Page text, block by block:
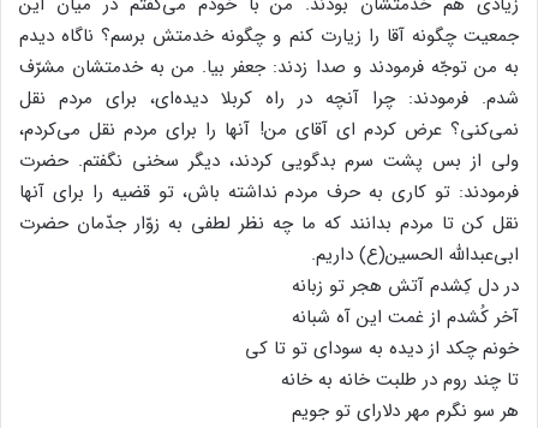
جمعیت چگونه آقا را زیارت کنم و چگونه خدمتش برسم؟ ناگاه دیدم
به من توجّه فرمودند و صدا زدند: جعفر بیا. من به خدمتشان مشرّف
شدم. فرمودند: چرا آنچه در راه کربلا دیده‌ای، برای مردم نقل
نمی‌کنی؟ عرض کردم ای آقای من! آنها را برای مردم نقل می‌کردم،
ولی از بس پشت سرم بدگویی کردند، دیگر سخنی نگفتم. حضرت
فرمودند: تو کاری به حرف مردم نداشته باش، تو قضیه را برای آنها
نقل کن تا مردم بدانند که ما چه نظر لطفی به زوّار جدّمان حضرت
ابی‌عبدالله الحسین(ع) داریم.
در دل کِشدم آتش هجر تو زبانه
آخر کُشدم از غمت این آه شبانه
خونم چکد از دیده به سودای تو تا کی
تا چند روم در طلبت خانه به خانه
هر سو نگرم مهر دلارای تو جویم